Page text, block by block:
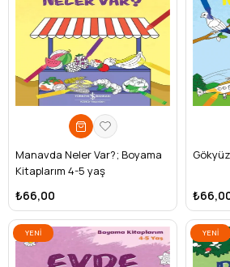
Manavda Neler Var?; Boyama
Kitaplarım 4-5 yaş
₺66,00
YENI
ÜRÜN
YENI
ÜRÜN